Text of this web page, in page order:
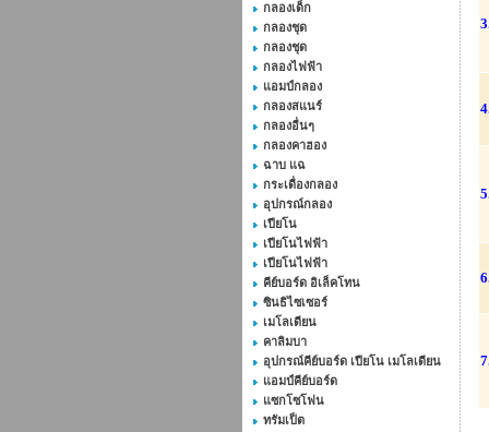
กลองเด็ก
กลองชุด
กลองชุด
กลองไฟฟ้า
แอมป์กลอง
กลองสแนร์
กลองอื่นๆ
กลองคาฮอง
ฉาบ แฉ
กระเดื่องกลอง
อุปกรณ์กลอง
เปียโน
เปียโนไฟฟ้า
เปียโนไฟฟ้า
คีย์บอร์ด อิเล็คโทน
ซินธิไซเซอร์
เมโลเดียน
คาลิมบา
อุปกรณ์คีย์บอร์ด เปียโน เมโลเดียน
แอมป์คีย์บอร์ด
แซกโซโฟน
ทรัมเป็ต